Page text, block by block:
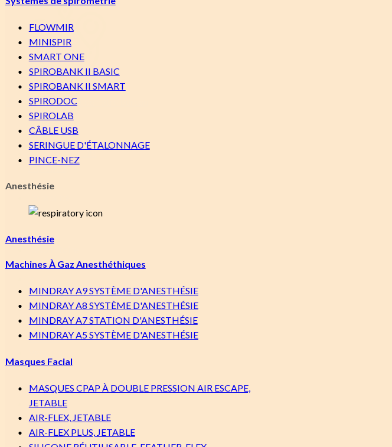
FLOWMIR
MINISPIR
SMART ONE
SPIROBANK II BASIC
SPIROBANK II SMART
SPIRODOC
SPIROLAB
CÂBLE USB
SERINGUE D'ÉTALONNAGE
PINCE-NEZ
Anesthésie
Anesthésie
Machines À Gaz Anesthéthiques
MINDRAY A9 SYSTÈME D'ANESTHÉSIE
MINDRAY A8 SYSTÈME D'ANESTHÉSIE
MINDRAY A7 STATION D'ANESTHÉSIE
MINDRAY A5 SYSTÈME D'ANESTHÉSIE
Masques Facial
MASQUES CPAP À DOUBLE PRESSION AIR ESCAPE,
JETABLE
AIR-FLEX, JETABLE
AIR-FLEX PLUS, JETABLE
Voir l'emplacement de notre bureau
Liens rapides
Tous les produits
À propos
Contact
Anesthésie
Soins aux nourrissons
Surveillance des patients
Solutions de montage
Ultrason
Hôpitaux
Centres chirurgicaux
Vétérinaire